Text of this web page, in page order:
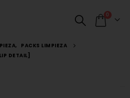
0
,
PACKS LIMPIEZA
DETAIL]